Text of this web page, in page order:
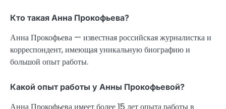
Кто такая Анна Прокофьева?
Анна Прокофьева — известная российская журналистка и
корреспондент, имеющая уникальную биографию и
большой опыт работы.
Какой опыт работы у Анны Прокофьевой?
Анна Прокофьева имеет более 15 лет опыта работы в